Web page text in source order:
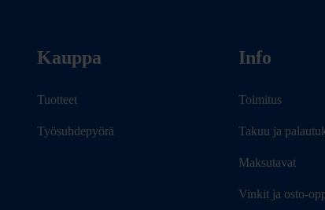
Kauppa
Tuotteet
Työsuhdepyörä
Info
Toimitus
Takuu ja
Maksutavat
Vinkit ja osto-